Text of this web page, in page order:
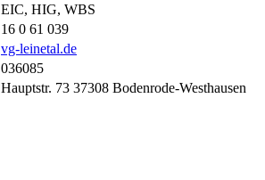
EIC, HIG, WBS
16 0 61 039
vg-leinetal.de
036085
Hauptstr. 73 37308 Bodenrode-Westhausen